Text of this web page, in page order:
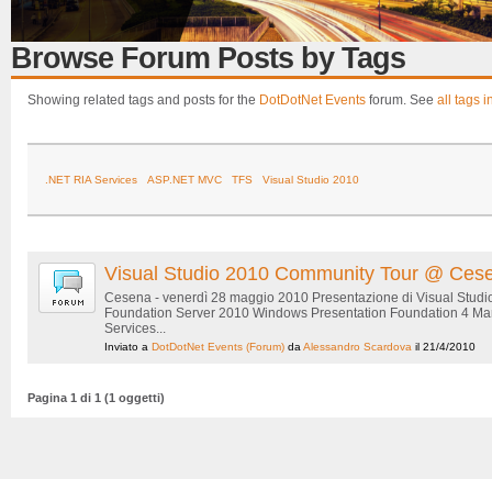
Browse Forum Posts by Tags
Showing related tags and posts for the DotDotNet Events forum. See all tags
.NET RIA Services ASP.NET MVC TFS Visual Studio 2010
Visual Studio 2010 Community Tour @
Cesena - venerdì 28 maggio 2010 Presentazione di Visual
Foundation Server 2010 Windows Presentation Foundation 4
Services...
Inviato a DotDotNet Events (Forum) daAlessandro Scardova il 21/4/2010
Pagina 1 di 1 (1 oggetti)